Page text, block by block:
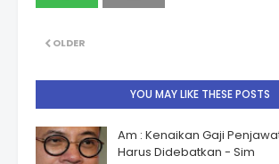
OLDER
YOU MAY LIKE THESE POSTS
Am : Kenaikan Gaji
Harus Didebatkan - Sim